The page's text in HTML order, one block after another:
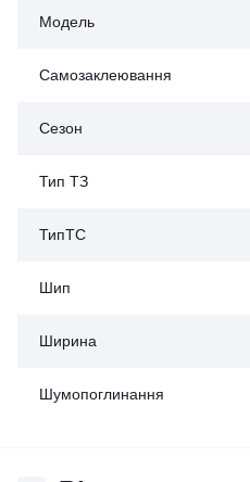
Модель
Самозаклеювання
Сезон
Тип ТЗ
ТипТС
Шип
Ширина
Шумопоглинання